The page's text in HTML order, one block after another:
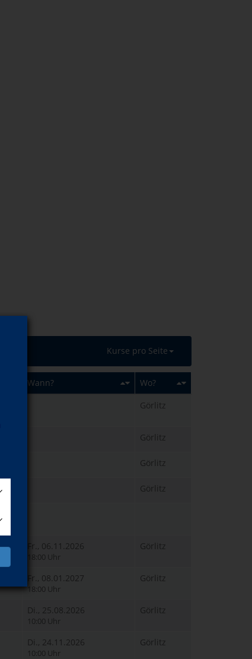
Kurse pro Seite
Wann?
Wo?
Görlitz
Görlitz
Görlitz
Görlitz
Fr., 06.11.2026
18:00 Uhr
Görlitz
Fr., 08.01.2027
18:00 Uhr
Görlitz
Di., 25.08.2026
10:00 Uhr
Görlitz
Di., 24.11.2026
10:00 Uhr
Görlitz